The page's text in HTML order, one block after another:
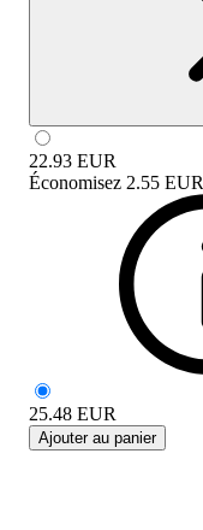
22.93 EUR
Économisez 2.55 EUR
25.48 EUR
Ajouter au panier